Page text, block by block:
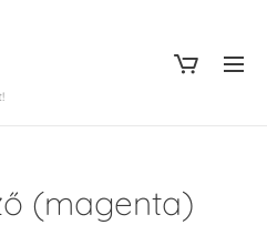
(magenta)